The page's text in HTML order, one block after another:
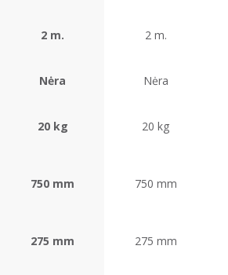
2 m. 2 m.
Nėra Nėra
20 kg 20 kg
750 mm 750 mm
275 mm 275 mm